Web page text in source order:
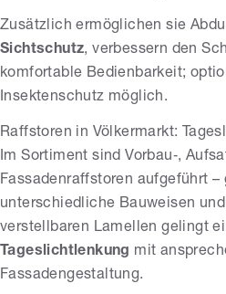
Zusätzlich ermöglichen sie
Sichtschutz, verbessern den
komfortable Bedienbarkeit;
Insektenschutz möglich.
Raffstoren in Völkermarkt:
Im Sortiment sind Vorbau‑,
Fassadenraffstoren aufgeführt –
unterschiedliche Bauweisen
verstellbaren Lamellen gelingt
Tageslichtlenkung mit
Fassadengestaltung.